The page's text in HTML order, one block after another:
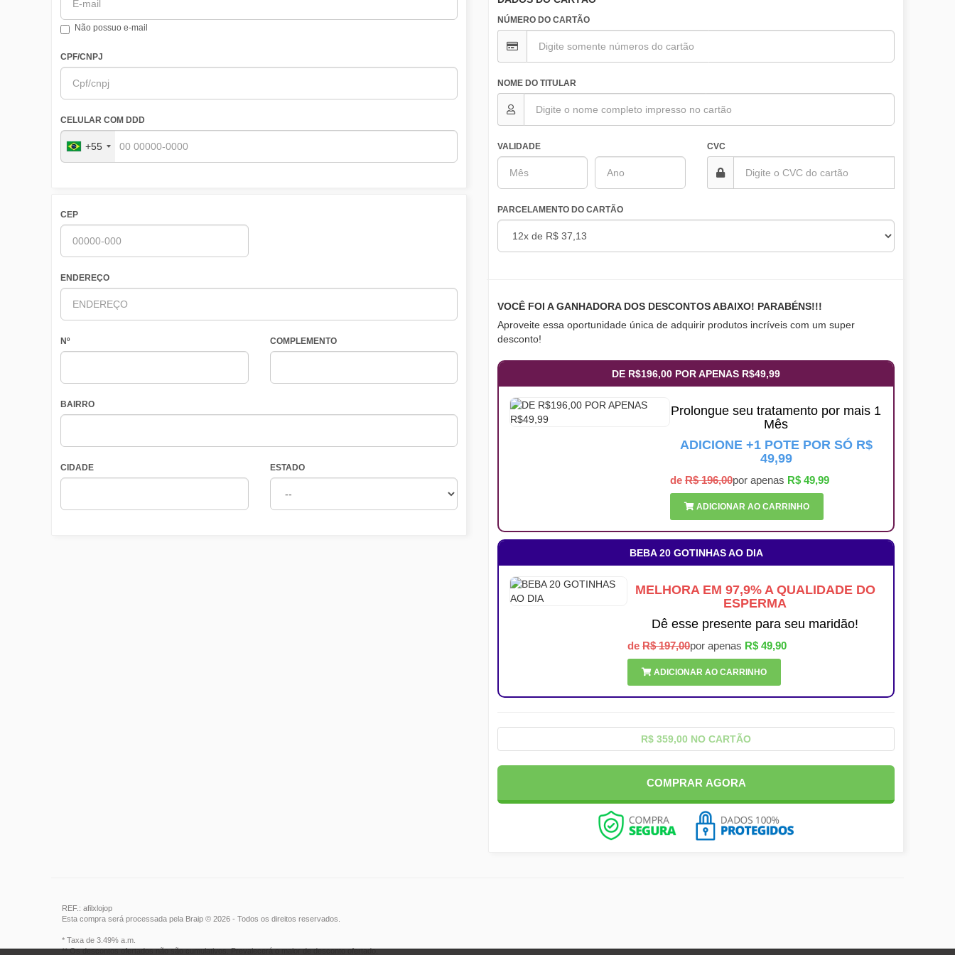
Não possuo e-mail
CPF/CNPJ
CELULAR COM DDD
+55
CEP
ENDEREÇO
Nº COMPLEMENTO
BAIRRO
CIDADE ESTADO
NÚMERO DO CARTÃO
NOME DO TITULAR
VALIDADE CVC
PARCELAMENTO DO CARTÃO
VOCÊ FOI A GANHADORA DOS DESCONTOS ABAIXO! PARABÉNS!!!
Aproveite essa oportunidade única de adquirir produtos incríveis com um super
desconto!
DE R$196,00 POR APENAS R$49,99
Prolongue seu tratamento por mais 1
Mês
ADICIONE +1 POTE POR SÓ R$
49,99
de R$ 196,00por apenas R$ 49,99
ADICIONAR AO CARRINHO
BEBA 20 GOTINHAS AO DIA
MELHORA EM 97,9% A QUALIDADE DO
ESPERMA
Dê esse presente para seu maridão!
deR$ 197,00por apenas R$ 49,90
ADICIONAR AO CARRINHO
R$ 359,00 NO CARTÃO
COMPRAR AGORA
REF.: afilxlojop
Esta compra será processada pela Braip © 2026 - Todos os direitos reservados.
* Taxa de 3.49% a.m.
** Os descontos ofertados não são cumulativos. Prevalecerá o maior de desconto ofertado.